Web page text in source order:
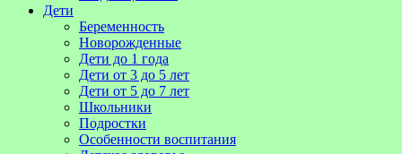
Дети
Беременность
Новорожденные
Дети до 1 года
Дети от 3 до 5 лет
Дети от 5 до 7 лет
Школьники
Подростки
Особенности воспитания